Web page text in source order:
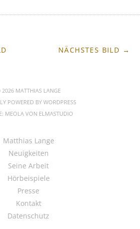
NÄCHSTES BILD →
MATTHIAS LANGE
POWERED BY WORDPRESS
MEOLA VON ELMASTUDIO
Matthias Lange
Neuigkeiten
Seine Arbeit
Hörbeispiele
Presse
Kontakt
Datenschutz